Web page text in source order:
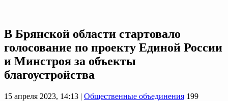
В Брянской области стартовало
голосование по проекту Единой России
и Минстроя за объекты
благоустройства
15 апреля 2023, 14:13 | Общественные объединения 199